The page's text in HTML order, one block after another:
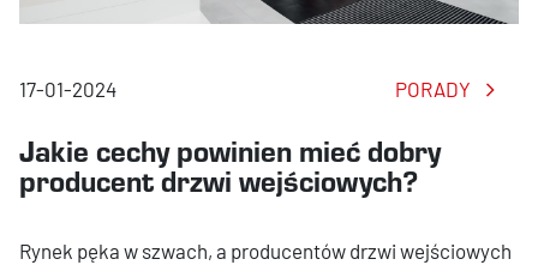
17-01-2024 PORADY
Jakie cechy powinien mieć dobry
producent drzwi wejściowych?
Rynek pęka w szwach, a producentów drzwi wejściowych